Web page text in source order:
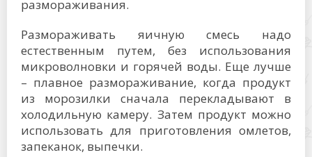
размораживания.
Размораживать яичную смесь надо
естественным путем, без использования
микроволновки и горячей воды. Еще лучше
– плавное размораживание, когда продукт
из морозилки сначала перекладывают в
холодильную камеру. Затем продукт можно
использовать для приготовления омлетов,
запеканок, выпечки.